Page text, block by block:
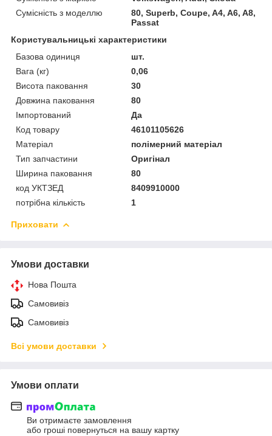
Сумісність з моделлю
80, Superb, Coupe, A4, A6, A8,
Passat
Користувальницькі характеристики
Базова одиниця
шт.
Вага (кг)
0,06
Висота паковання
30
Довжина паковання
80
Імпортований
Да
Код товару
46101105626
Матеріал
полімерний матеріал
Тип запчастини
Оригінал
Ширина паковання
80
код УКТЗЕД
8409910000
потрібна кількість
1
Приховати
Умови доставки
Нова Пошта
Самовивіз
Самовивіз
Всі умови доставки
Умови оплати
Ви отримаєте замовлення
або гроші повернуться на вашу картку